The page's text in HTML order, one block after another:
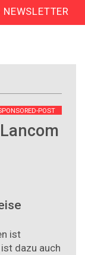
NEWSLETTER
POST
ist
dazu auch